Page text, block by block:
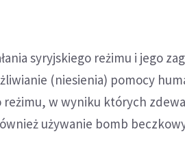
syryjskiego reżimu i jego
(niesienia) pomocy
reżimu, w wyniku których
używanie bomb